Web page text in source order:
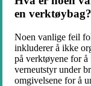
en verktøybag?
Noen vanlige feil
inkluderer å ikke
på verktøyene for
verneutstyr under
omgivelsene for å